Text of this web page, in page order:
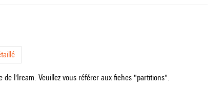
l'Ircam. Veuillez vous référer aux fiches "partitions".